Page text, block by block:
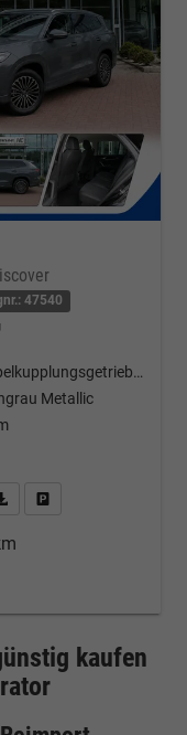
47540
Doppelkupplungsgetriebe (DSG)
Metallic
& Angebot anfordern
PDF-Datei, Fahrzeugexposé
kaufen